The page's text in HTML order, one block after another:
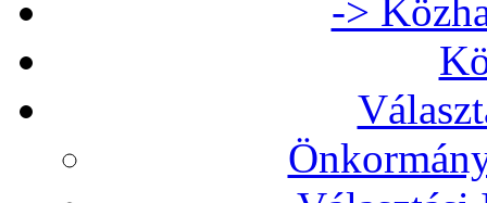
->